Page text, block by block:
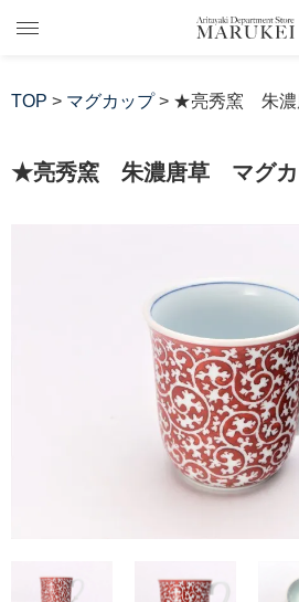
TOP > マグカップ> ★亮秀窯 朱濃
★亮秀窯 朱濃唐草 マグカ